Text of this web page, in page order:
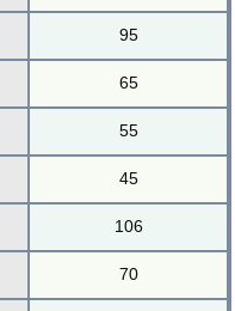
95
65
55
45
106
70